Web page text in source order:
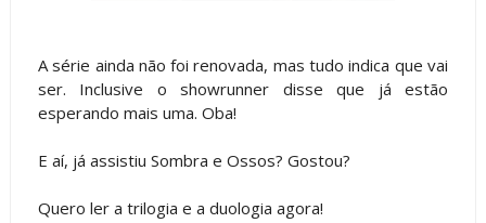
A série ainda não foi renovada, mas tudo indica que vai
ser. Inclusive o showrunner disse que já estão
esperando mais uma. Oba!
E aí, já assistiu Sombra e Ossos? Gostou?
Quero ler a trilogia e a duologia agora!